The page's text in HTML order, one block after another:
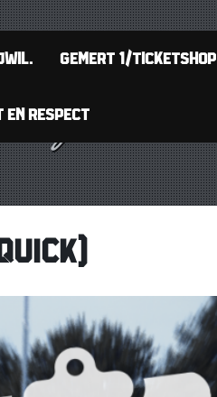
GEMERT 1/TICKETSHOP
EN RESPECT